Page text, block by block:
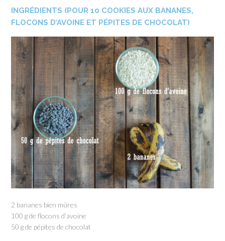
INGRÉDIENTS (POUR 10 COOKIES AUX BANANES,
FLOCONS D’AVOINE ET PÉPITES DE CHOCOLAT)
2 bananes bien mûres
100 g de flocons d’avoine
50 g de pépites de chocolat